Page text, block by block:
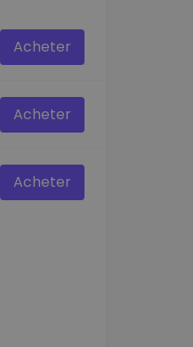
Acheter
Acheter
Acheter